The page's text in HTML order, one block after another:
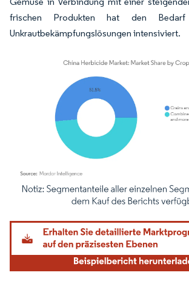
frischen Produkten hat den
Unkrautbekämpfungslösungen intensiviert.
Bild © Mordor Intelligence. Wiederverwendung